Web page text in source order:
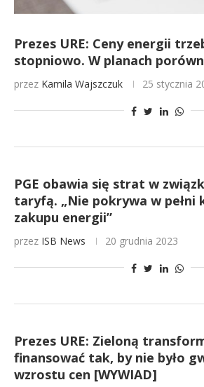
Prezes URE: Ceny energii
stopniowo. W planach
przez Kamila Wajszczuk 25 stycznia
PGE obawia się strat w
taryfą. „Nie pokrywa w pełni
zakupu energii”
przez ISB News 20 grudnia 2023
Prezes URE: Zieloną
finansować tak, by nie było
wzrostu cen [WYWIAD]